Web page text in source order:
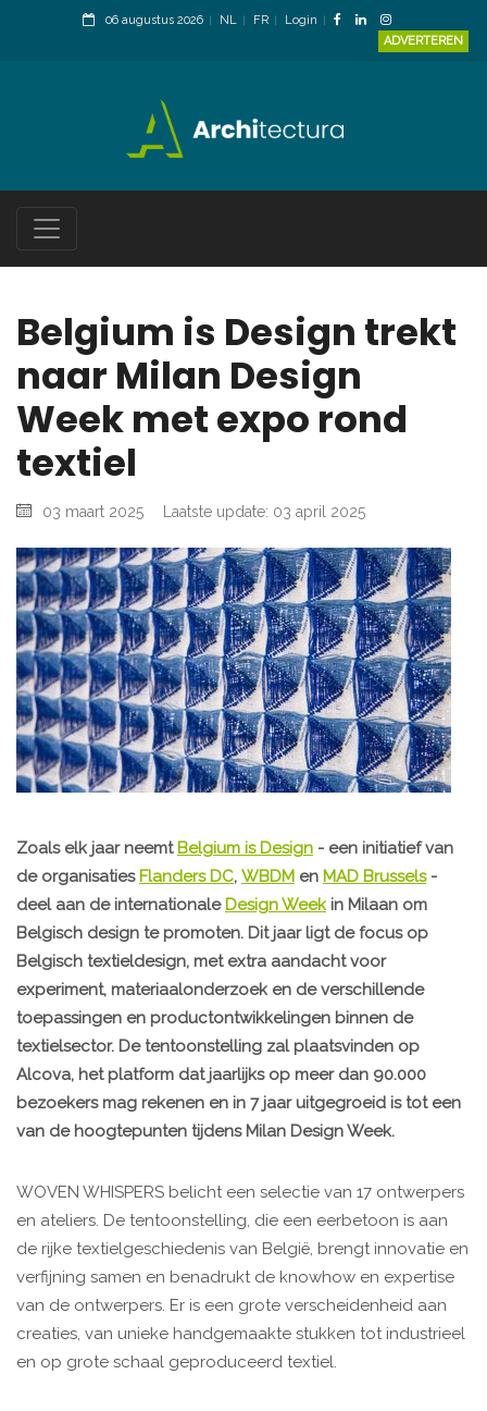
06 augustus 2026 NL FR
Login
ADVERTEREN
Belgium is Design trekt
naar Milan Design
Week met expo rond
textiel
03 maart 2025 Laatste update: 03 april 2025
Zoals elk jaar neemt Belgium is Design - een initiatief van
de organisaties Flanders DC, WBDM en MAD Brussels-
deel aan de internationale Design Weekin Milaan om
Belgisch design te promoten. Dit jaar ligt de focus op
Belgisch textieldesign, met extra aandacht voor
experiment, materiaalonderzoek en de verschillende
toepassingen en productontwikkelingen binnen de
textielsector. De tentoonstelling zal plaatsvinden op
Alcova, het platform dat jaarlijks op meer dan 90.000
bezoekers mag rekenen en in 7 jaar uitgegroeid is tot een
van de hoogtepunten tijdens Milan Design Week.
WOVEN WHISPERS belicht een selectie van 17 ontwerpers
en ateliers. De tentoonstelling, die een eerbetoon is aan
de rijke textielgeschiedenis van België, brengt innovatie en
verfijning samen en benadrukt de knowhow en expertise
van de ontwerpers. Er is een grote verscheidenheid aan
creaties, van unieke handgemaakte stukken tot industrieel
en op grote schaal geproduceerd textiel.